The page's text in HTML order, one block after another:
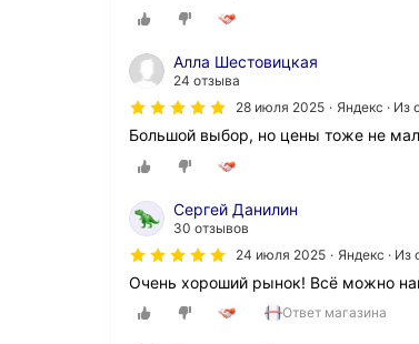
Алла Шестовицкая
24 отзыва
28 июля 2025
Яндекс · Из
Большой выбор, но цены тоже не
Сергей Данилин
30 отзывов
24 июля 2025
Яндекс · Из
Очень хороший рынок! Всё можно
Ответ магазина